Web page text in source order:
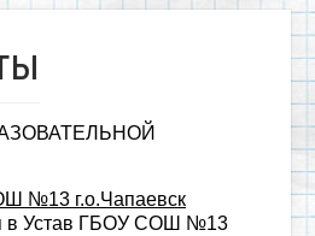
№13 г.о.Чапаевск
в Устав ГБОУ СОШ №13